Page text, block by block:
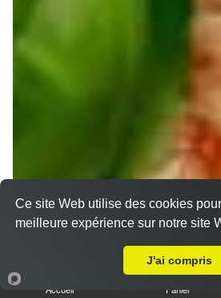
Nos Pizzas
Accueil Panier
Ce site Web utilise des cookies
meilleure expérience sur notre site
J'ai compris